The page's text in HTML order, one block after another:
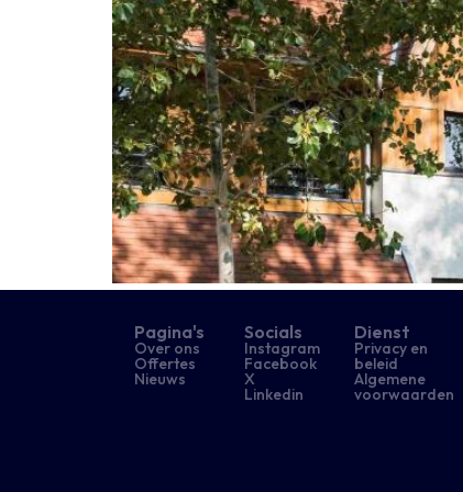
Pagina's
Over ons
Offertes
Nieuws
Socials
Instagram
Facebook
X
Linkedin
Dienst
Privacy en
beleid
Algemene
voorwaarden